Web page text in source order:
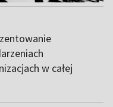
w całej